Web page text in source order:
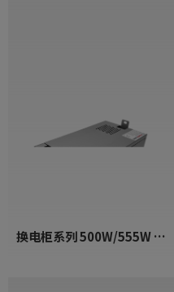
换电柜系列 500W/555W AC/DC 充电器